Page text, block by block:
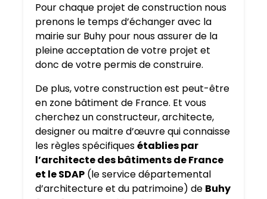
Pour chaque projet de construction nous
prenons le temps d’échanger avec la
mairie sur Buhy pour nous assurer de la
pleine acceptation de votre projet et
donc de votre permis de construire.
De plus, votre construction est peut-être
en zone bâtiment de France. Et vous
cherchez un constructeur, architecte,
designer ou maitre d’œuvre qui connaisse
les règles spécifiquesétablies par
l’architecte des bâtiments de France
et le SDAP (le service départemental
d’architecture et du patrimoine) de Buhy